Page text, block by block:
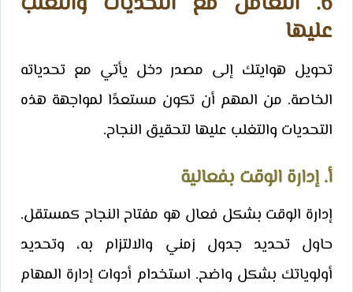
عليها
تحويل هوايتك إلى مصدر دخل يأتي مع تحدياته
الخاصة. من المهم أن تكون مستعدًا لمواجهة هذه
التحديات والتغلب عليها لتحقيق النجاح.
أ. إدارة الوقت بفعالية
إدارة الوقت بشكل فعال هو مفتاح النجاح كمستقل.
حاول تحديد جدول زمني والالتزام به، وتحديد
أولوياتك بشكل واضح. استخدام أدوات إدارة المهام